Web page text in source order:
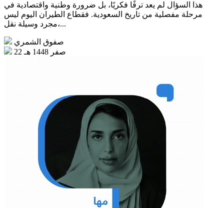
هذا السؤال لم يعد ترفًا فكريًا، بل ضرورة وطنية واقتصادية في
مرحلة مفصلية من تاريخ السعودية. فقطاع الطيران اليوم ليس
مجرد وسيلة نقل،...
صفوق الشمري
22 صفر 1448 هـ